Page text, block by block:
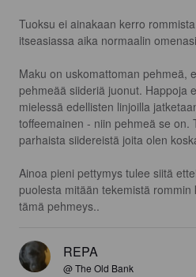
Tuoksu ei ainakaan kerro
itseasiassa aika normaalin
Maku on uskomattoman pehmeä,
pehmeää siideriä juonut. Happoja
mielessä edellisten linjoilla
toffeemainen - niin pehmeä se on.
parhaista siidereistä joita olen
Ainoa pieni pettymys tulee siitä
puolesta mitään tekemistä
tämä pehmeys..
REPA
@ The Old Bank